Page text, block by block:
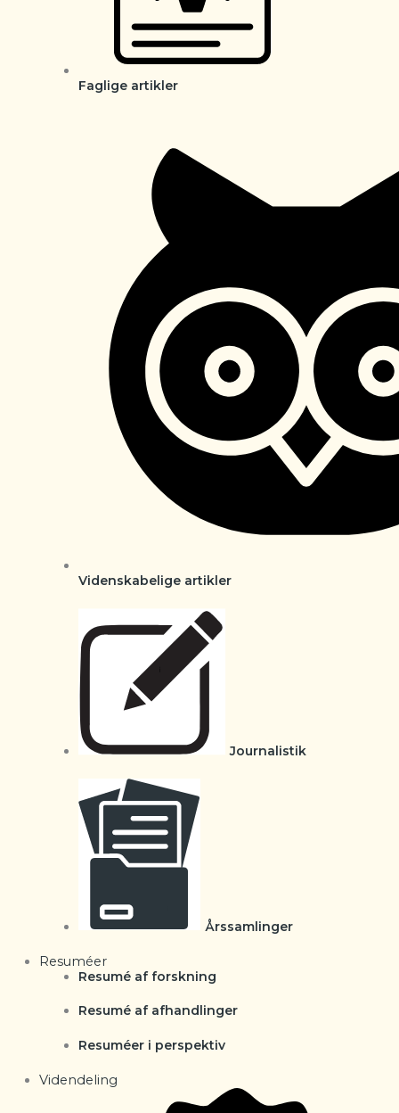
Faglige artikler
Videnskabelige artikler
Journalistik
Årssamlinger
Resuméer
Resumé af forskning
Resumé af afhandlinger
Resuméer i perspektiv
Videndeling